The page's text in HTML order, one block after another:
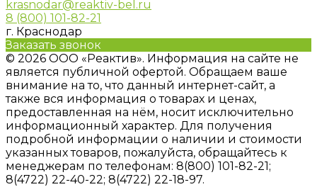
krasnodar@reaktiv-bel.ru
8 (800) 101-82-21
г. Краснодар
Заказать звонок
© 2026 ООО «Реактив». Информация на сайте не
является публичной офертой. Обращаем ваше
внимание на то, что данный интернет-сайт, а
также вся информация о товарах и ценах,
предоставленная на нём, носит исключительно
информационный характер. Для получения
подробной информации о наличии и стоимости
указанных товаров, пожалуйста, обращайтесь к
менеджерам по телефонам: 8(800) 101-82-21;
8(4722) 22-40-22; 8(4722) 22-18-97.